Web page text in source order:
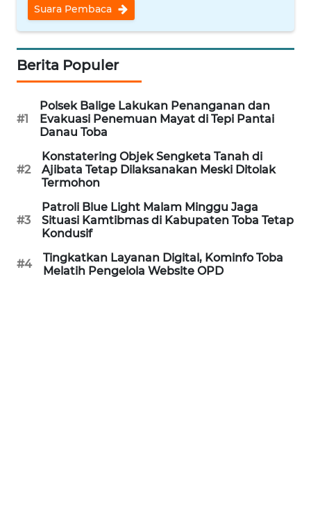
Suara Pembaca
Berita Populer
#1
Polsek Balige Lakukan Penanganan dan
Evakuasi Penemuan Mayat di Tepi Pantai
Danau Toba
#2
Konstatering Objek Sengketa Tanah di
Ajibata Tetap Dilaksanakan Meski Ditolak
Termohon
#3
Patroli Blue Light Malam Minggu Jaga
Situasi Kamtibmas di Kabupaten Toba Tetap
Kondusif
#4
Tingkatkan Layanan Digital, Kominfo Toba
Melatih Pengelola Website OPD
WN
WN
WN
SUKABUMI
WN
WN
TIMUR